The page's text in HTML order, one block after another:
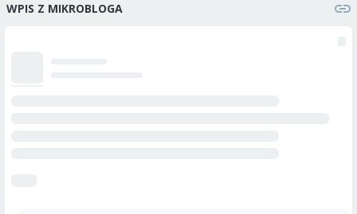
WPIS Z MIKROBLOGA